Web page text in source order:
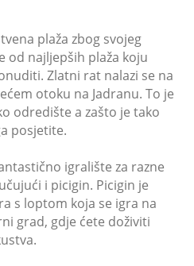
plaža zbog svojeg
od najljepših plaža koju
Zlatni rat nalazi se na
otoku na Jadranu. To je
odredište a zašto je tako
posjetite.
igralište za razne
i picigin. Picigin je
s loptom koja se igra na
grad, gdje ćete doživiti